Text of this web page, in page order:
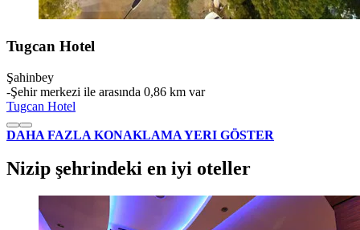
Tugcan Hotel
Şahinbey
‐Şehir merkezi ile arasında 0,86 km var
Tugcan Hotel
DAHA FAZLA KONAKLAMA YERI GÖSTER
Nizip şehrindeki en iyi oteller